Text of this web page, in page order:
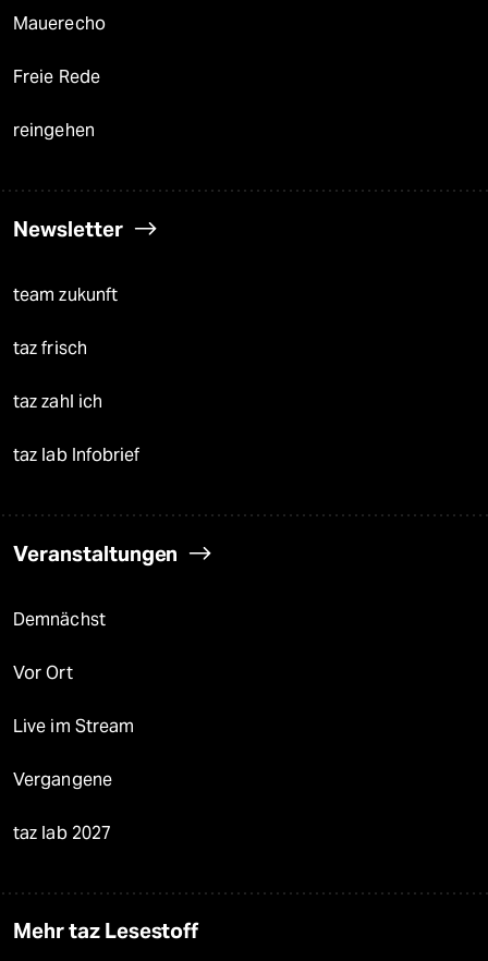
Mauerecho
Freie Rede
reingehen
Newsletter
team zukunft
taz frisch
taz zahl ich
taz lab Infobrief
Veranstaltungen
Demnächst
Vor Ort
Live im Stream
Vergangene
taz lab 2027
Mehr taz Lesestoff